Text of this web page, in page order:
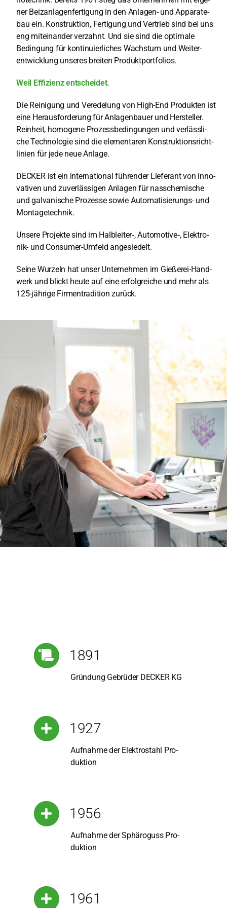
Ser­vice
Unter­neh­men
ner Beiz­an­la­gen­fer­ti­gung in den Anla­gen- und ­Appa­ra­te­
bau ein. Kon­struk­ti­on, Fer­ti­gung und Ver­trieb sind bei uns
eng mit­ein­an­der ver­zahnt. Und sie sind die ­opti­ma­le
Bedin­gung für kon­ti­nu­ier­li­ches Wachs­tum und Weiter­
entwicklung unse­res brei­ten Pro­dukt­port­fo­li­os.
Weil Effi­zi­enz ent­schei­det.
Die Rei­ni­gung und Ver­ede­lung von High-End Pro­duk­ten ist
eine Her­aus­for­de­rung für Anla­gen­bau­er und Her­stel­ler.
Rein­heit, homo­ge­ne Pro­zess­be­din­gun­gen und ver­läss­li­
che Tech­no­lo­gie sind die ele­men­ta­ren ­Kon­struk­ti­ons­richt­
li­ni­en für jede neue Anla­ge.
DECKER ist ein inter­na­tio­nal füh­ren­der Lie­fe­rant von inno­
va­ti­ven und zuver­läs­si­gen Anla­gen für ­nass­che­mi­sche
und gal­va­ni­sche Pro­zes­se sowie ­Auto­ma­ti­sie­rungs- und
Mon­ta­ge­tech­nik.
Unse­re Pro­jek­te sind im Halbleiter‑, Automotive‑, ­Elek­tro­
nik- und Con­su­mer-Umfeld ange­sie­delt.
Sei­ne Wur­zeln hat unser Unter­neh­men im Gie­ße­rei-Hand­
werk und blickt heu­te auf eine erfolg­rei­che und mehr als
125-jäh­ri­ge ­Fir­men­tra­di­ti­on zurück.
1891
Grün­dung Gebrü­der DECKER KG
1927
Auf­nah­me der Elek­tro­stahl Pro­
duk­ti­on
1956
Auf­nah­me der Sphä­ro­guss Pro­
duk­ti­on
1961